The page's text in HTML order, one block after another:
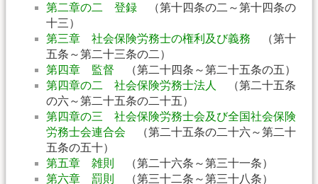
第二章の二 登録 （第十四条の二～第十四条の
十三）
第三章 社会保険労務士の権利及び義務 （第十
五条～第二十三条の二）
第四章 監督 （第二十四条～第二十五条の五）
第四章の二 社会保険労務士法人
（第二十五条
の六～第二十五条の二十五）
第四章の三 社会保険労務士会及び全国社会保険
労務士会連合会 （第二十五条の二十六～第二十
五条の五十）
第五章 雑則
（第二十六条～第三十一条）
第六章 罰則
（第三十二条～第三十八条）